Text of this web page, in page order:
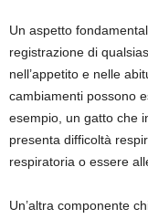
Un aspetto
registrazione di
nell’appetito e nelle
cambiamenti possono
esempio, un gatto che
presenta difficoltà
respiratoria o essere
Un’altra componente